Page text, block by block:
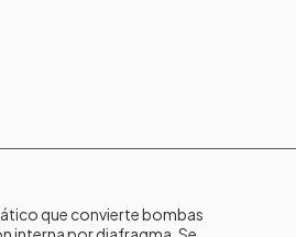
que convierte bombas